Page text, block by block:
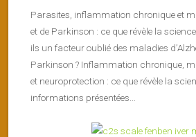
Parasites, inflammation chronique et
et de Parkinson : ce que révèle la
ils un facteur oublié des maladies
Parkinson ? Inflammation chronique,
et neuroprotection : ce que révèle la
informations présentées...